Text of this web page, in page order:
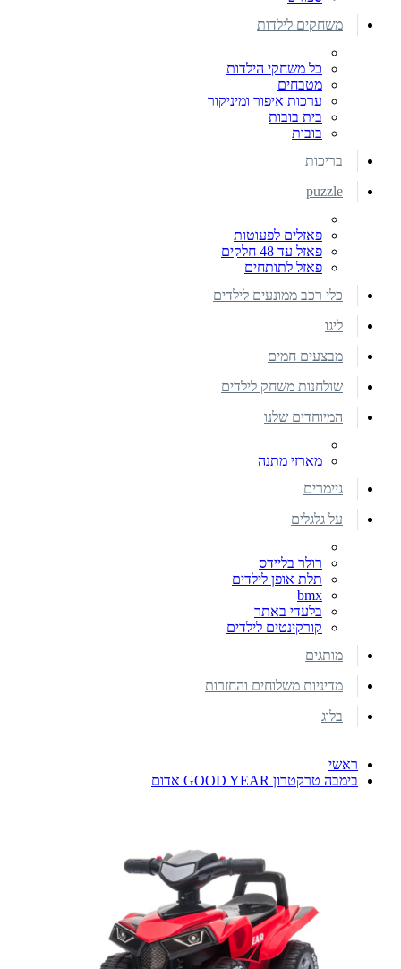
משחקים לילדות
כל משחקי הילדות
מטבחים
ערכות איפור ומיניקור
בית בובות
בובות
בריכות
puzzle
פאזלים לפעוטות
פאזל עד 48 חלקים
פאזל לתותחים
כלי רכב ממונעים לילדים
ליגו
מבצעים חמים
שולחנות משחק לילדים
המיוחדים שלנו
מארזי מתנה
גיימרים
על גלגלים
רולר בליידס
תלת אופן לילדים
bmx
בלעדי באתר
קורקינטים לילדים
מותגים
מדיניות משלוחים והחזרות
בלוג
ראשי
בימבה טרקטרון GOOD YEAR אדום